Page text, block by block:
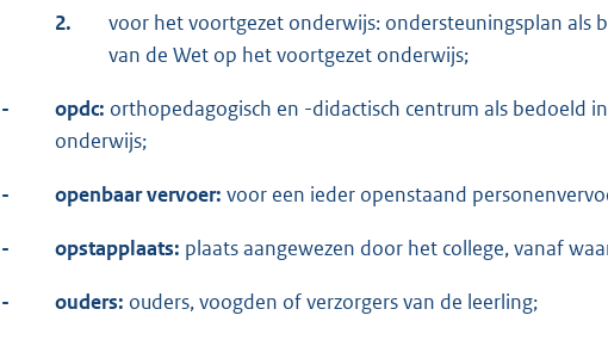
2.
voor het voortgezet onderwijs: ondersteuningsplan
van de Wet op het voortgezet onderwijs;
- opdc: orthopedagogisch en -didactisch centrum als bedoeld
onderwijs;
- openbaar vervoer: voor een ieder openstaand
- opstapplaats: plaats aangewezen door het college, vanaf
- ouders: ouders, voogden of verzorgers van de leerling;